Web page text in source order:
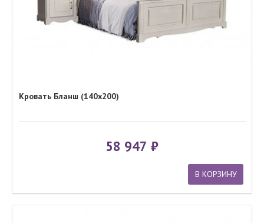
Кровать Бланш (140x200)
58 947
В КОРЗИНУ